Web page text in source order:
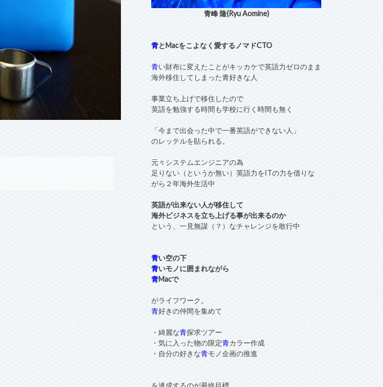
青峰 隆(Ryu Aomine)
青とMacをこよなく愛するノマドCTO
青い財布に変えたことがキッカケで英語力ゼロのまま
海外移住してしまった青好きな人
事業立ち上げで移住したので
英語を勉強する時間も学校に行く時間も無く
「今まで出会った中で一番英語ができない人」
のレッテルを貼られる。
元々システムエンジニアの為
足りない（というか無い）英語力をITの力を借りな
がら２年海外生活中
英語が出来ない人が移住して
海外ビジネスを立ち上げる事が出来るのか
という、一見無謀（？）なチャレンジを敢行中
青い空の下
青いモノに囲まれながら
青Macで
がライフワーク。
青好きの仲間を集めて
・綺麗な青探求ツアー
・気に入った物の限定青カラー作成
・自分の好きな青モノ企画の推進
を達成するのが最終目標。